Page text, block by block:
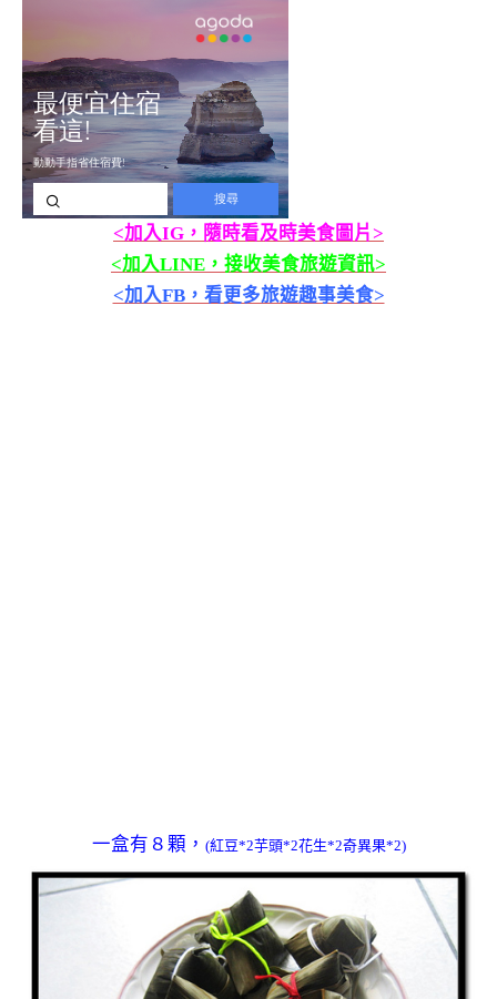
<加入IG，隨時看及時美食圖片>
<加入LINE，接收美食旅遊資訊>
<加入FB，看更多旅遊趣事美食>
一盒有８顆， (紅豆*2芋頭*2花生*2奇異果*2)